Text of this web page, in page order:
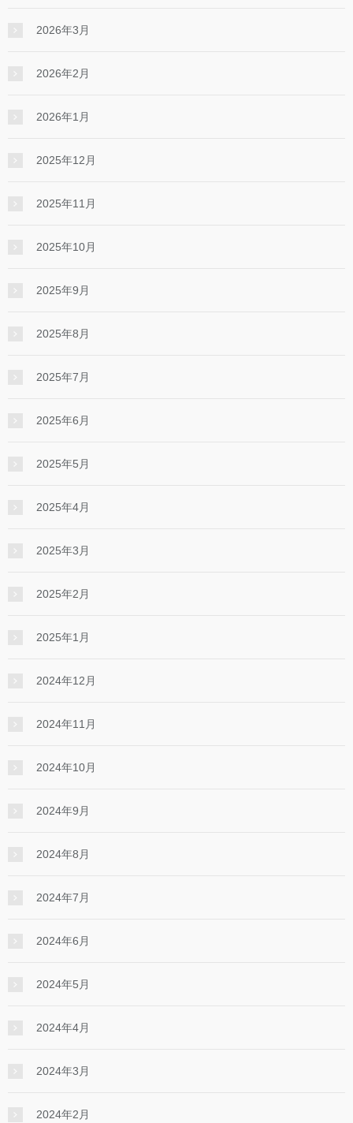
2026年3月
2026年2月
2026年1月
2025年12月
2025年11月
2025年10月
2025年9月
2025年8月
2025年7月
2025年6月
2025年5月
2025年4月
2025年3月
2025年2月
2025年1月
2024年12月
2024年11月
2024年10月
2024年9月
2024年8月
2024年7月
2024年6月
2024年5月
2024年4月
2024年3月
2024年2月